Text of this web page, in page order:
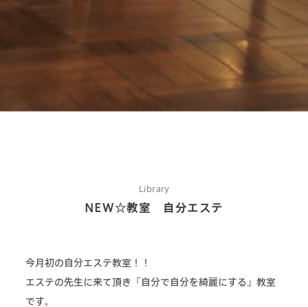
home helper
Library
NEW☆教室 自分エステ
今月初の自分エステ教室！！
エステの先生に来て頂き「自分で自分を綺麗にする」教室
です。